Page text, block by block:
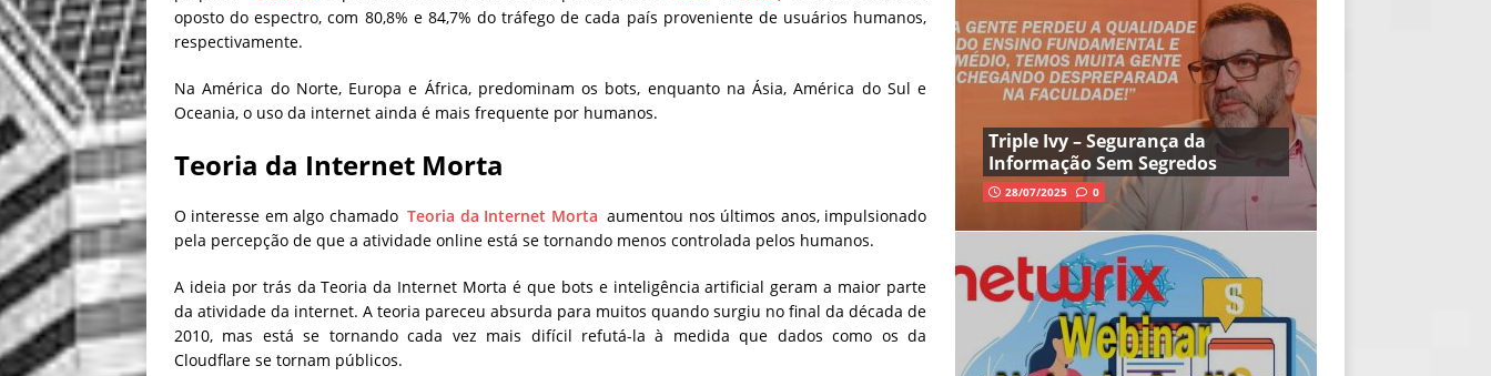
oposto do espectro, com 80,8% e 84,7% do tráfego de cada país proveniente de usuários humanos,
respectivamente.
Na América do Norte, Europa e África, predominam os bots, enquanto na Ásia, América do Sul e
Oceania, o uso da internet ainda é mais frequente por humanos.
Teoria da Internet Morta
O interesse em algo chamadoTeoria da Internet Morta aumentou nos últimos anos, impulsionado
pela percepção de que a atividade online está se tornando menos controlada pelos humanos.
A ideia por trás da Teoria da Internet Morta é que bots e inteligência artificial geram a maior parte
da atividade da internet. A teoria pareceu absurda para muitos quando surgiu no final da década de
2010, mas está se tornando cada vez mais difícil refutá-la à medida que dados como os da
Cloudflare se tornam públicos.
Triple Ivy – Segurança da
Informação Sem Segredos
28/07/2025 0